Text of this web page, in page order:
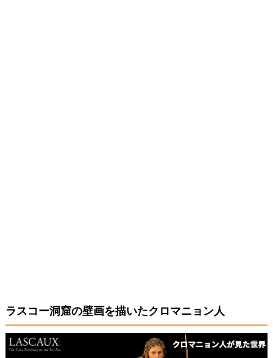
ラスコー洞窟の壁画を描いたクロマニョン人